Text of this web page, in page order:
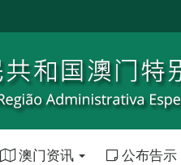
澳门资讯 公布告示